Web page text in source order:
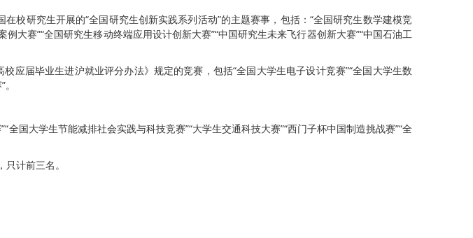
校研究生开展的“全国研究生创新实践系列活动”的主题赛事，包括：“全国研究生数学建模竞
大赛”“全国研究生移动终端应用设计创新大赛”“中国研究生未来飞行器创新大赛”“中国石油工
届毕业生进沪就业评分办法》规定的竞赛，包括“全国大学生电子设计竞赛”“全国大学生数
国大学生节能减排社会实践与科技竞赛”“大学生交通科技大赛”“西门子杯中国制造挑战赛”“全
计前三名。